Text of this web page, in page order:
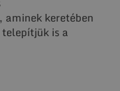
keretében
is a